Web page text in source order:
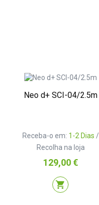
Neo d+ SCI-04/2.5m
Receba-o em: 1-2 Dias /
Recolha na loja
Preço
129,00 €
shopping_cart